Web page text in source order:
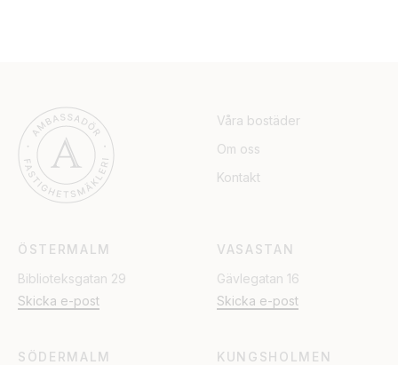
Våra bostäder
Om oss
Kontakt
ÖSTERMALM
Biblioteksgatan 29
Skicka e-post
VASASTAN
Gävlegatan 16
Skicka e-post
SÖDERMALM KUNGSHOLMEN